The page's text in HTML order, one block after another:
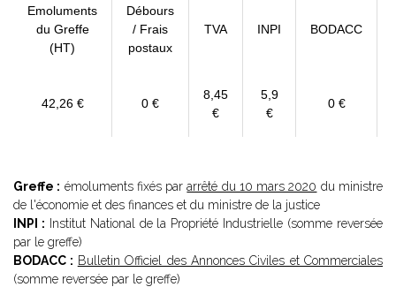
Emoluments
du Greffe
(HT)
Débours
/ Frais
postaux
TVA INPI BODACC
42,26 € 0 €
8,45
€
5,9
€
0 €
Greffe : émoluments fixés pararrêté du 10 mars 2020 du ministre
de l'économie et des finances et du ministre de la justice
INPI : Institut National de la Propriété Industrielle (somme reversée
par le greffe)
BODACC : Bulletin Officiel des Annonces Civiles et Commerciales
(somme reversée par le greffe)